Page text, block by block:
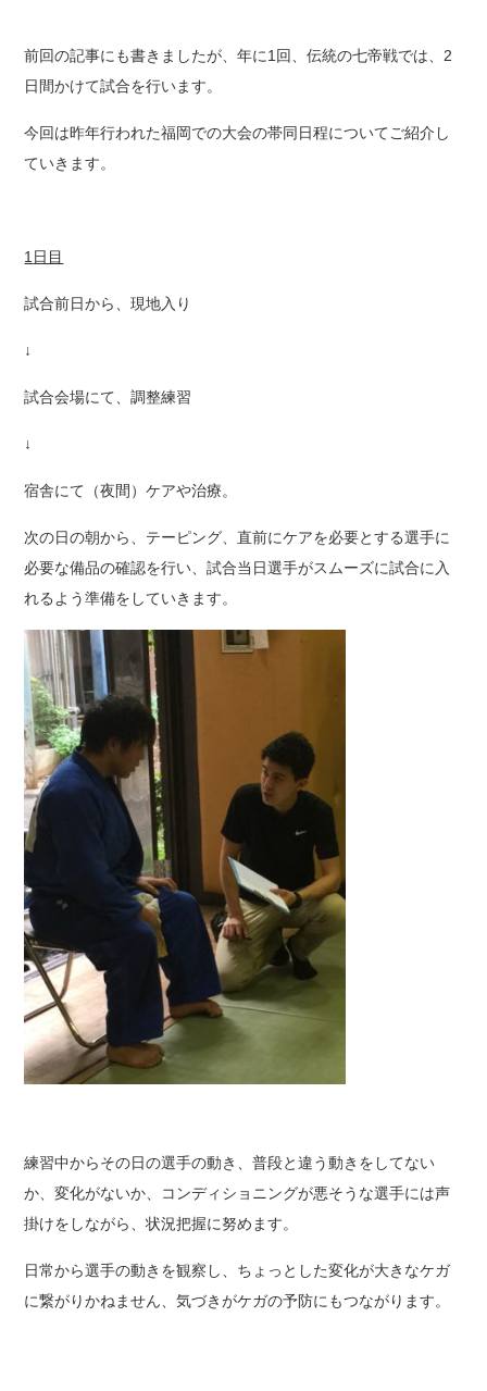
前回の記事にも書きましたが、年に1回、伝統の七帝戦では、2
日間かけて試合を行います。
今回は昨年行われた福岡での大会の帯同日程についてご紹介し
ていきます。
1日目
試合前日から、現地入り
↓
試合会場にて、調整練習
↓
宿舎にて（夜間）ケアや治療。
次の日の朝から、テーピング、直前にケアを必要とする選手に
必要な備品の確認を行い、試合当日選手がスムーズに試合に入
れるよう準備をしていきます。
練習中からその日の選手の動き、普段と違う動きをしてない
か、変化がないか、コンディショニングが悪そうな選手には声
掛けをしながら、状況把握に努めます。
日常から選手の動きを観察し、ちょっとした変化が大きなケガ
に繋がりかねません、気づきがケガの予防にもつながります。